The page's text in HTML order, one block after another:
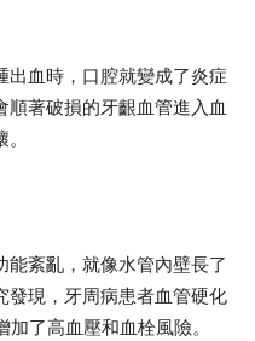
出血時，口腔就變成了炎症
著破損的牙齦血管進入血
紊亂，就像水管內壁長了
發現，牙周病患者血管硬化
了高血壓和血栓風險。